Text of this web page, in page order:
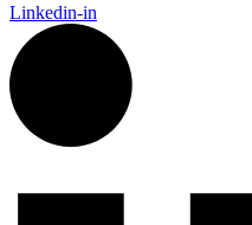
Linkedin-in